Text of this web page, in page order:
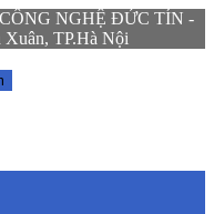
NGHỆ ĐỨC TÍN -
Xuân, TP.Hà Nội